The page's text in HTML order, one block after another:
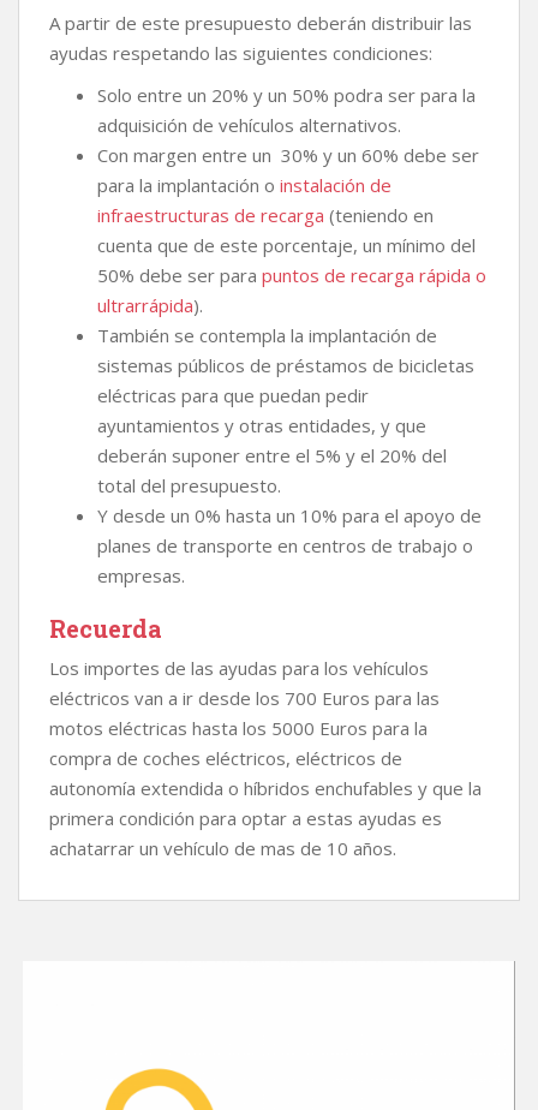
A partir de este presupuesto deberán distribuir las
ayudas respetando las siguientes condiciones:
Solo entre un 20% y un 50% podra ser para la
adquisición de vehículos alternativos.
Con margen entre un 30% y un 60% debe ser
para la implantación o instalación de
infraestructuras de recarga (teniendo en
cuenta que de este porcentaje, un mínimo del
50% debe ser para puntos de recarga rápida o
ultrarrápida).
También se contempla la implantación de
sistemas públicos de préstamos de bicicletas
eléctricas para que puedan pedir
ayuntamientos y otras entidades, y que
deberán suponer entre el 5% y el 20% del
total del presupuesto.
Y desde un 0% hasta un 10% para el apoyo de
planes de transporte en centros de trabajo o
empresas.
Recuerda
Los importes de las ayudas para los vehículos
eléctricos van a ir desde los 700 Euros para las
motos eléctricas hasta los 5000 Euros para la
compra de coches eléctricos, eléctricos de
autonomía extendida o híbridos enchufables y que la
primera condición para optar a estas ayudas es
achatarrar un vehículo de mas de 10 años.